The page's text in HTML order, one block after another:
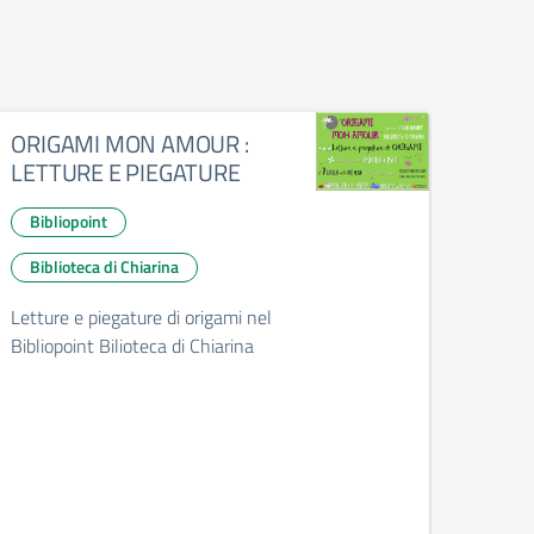
ORIGAMI MON AMOUR :
LETTURE E PIEGATURE
Bibliopoint
Biblioteca di Chiarina
Letture e piegature di origami nel
Bibliopoint Bilioteca di Chiarina